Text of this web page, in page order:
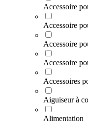
Accessoire
Accessoire
Accessoire
Accessoire
Accessoires
Aiguiseur à
Alimentation